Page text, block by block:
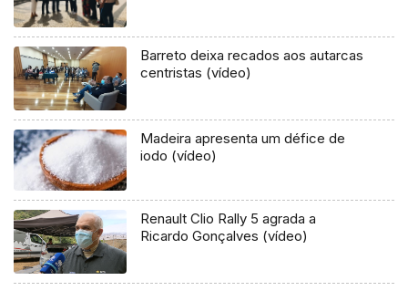
Barreto deixa recados aos autarcas
centristas (vídeo)
Madeira apresenta um défice de
iodo (vídeo)
Renault Clio Rally 5 agrada a
Ricardo Gonçalves (vídeo)